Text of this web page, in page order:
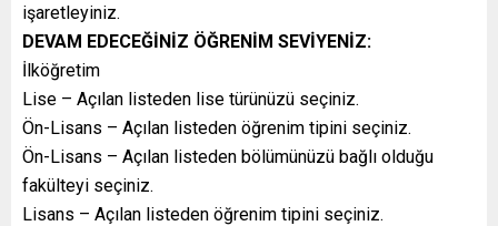
işaretleyiniz.
DEVAM EDECEĞİNİZ ÖĞRENİM SEVİYENİZ:
İlköğretim
Lise – Açılan listeden lise türünüzü seçiniz.
Ön-Lisans – Açılan listeden öğrenim tipini seçiniz.
Ön-Lisans – Açılan listeden bölümünüzü bağlı olduğu
fakülteyi seçiniz.
Lisans – Açılan listeden öğrenim tipini seçiniz.